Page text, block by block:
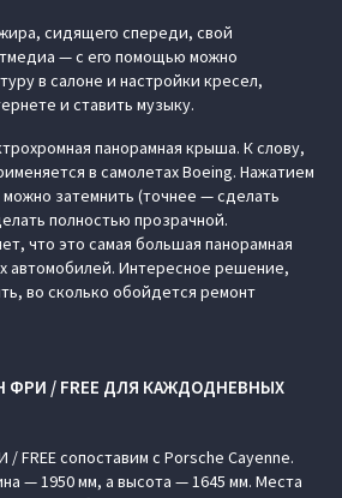
сидящего спереди, свой
— с его помощью можно
в салоне и настройки кресел,
и ставить музыку.
панорамная крыша. К слову,
в самолетах Boeing. Нажатием
затемнить (точнее — сделать
полностью прозрачной.
что это самая большая панорамная
автомобилей. Интересное решение,
во сколько обойдется ремонт
ФРИ / FREE ДЛЯ КАЖДОДНЕВНЫХ
FREE сопоставим с Porsche Cayenne.
— 1950 мм, а высота — 1645 мм. Места